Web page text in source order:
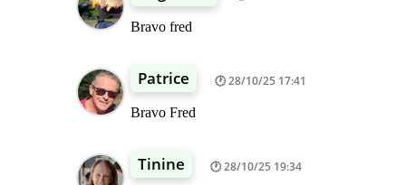
Bravo fred
Patrice 28/10/25 17:41
Bravo Fred
Tinine 28/10/25 19:34